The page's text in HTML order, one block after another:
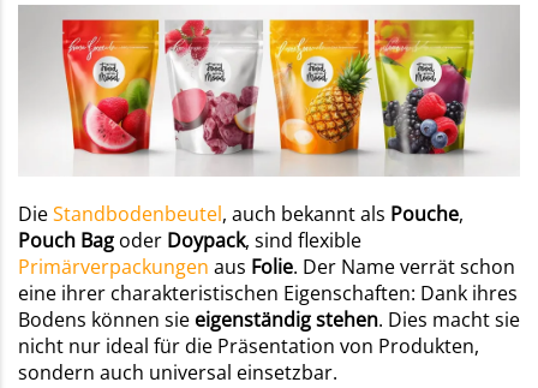
DieStandbodenbeutel, auch bekannt als Pouche,
Pouch Bag oder Doypack, sind flexible
Primärverpackungen aus Folie. Der Name verrät schon
eine ihrer charakteristischen Eigenschaften: Dank ihres
Bodens können sie eigenständig stehen. Dies macht sie
nicht nur ideal für die Präsentation von Produkten,
sondern auch universal einsetzbar.